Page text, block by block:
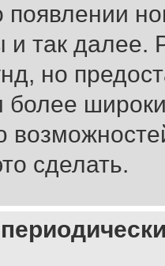
так далее.
но
более
сделать.